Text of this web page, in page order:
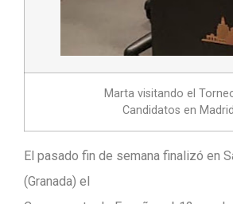
Marta visitando el
Candidatos en Madrid
El pasado fin de semana finalizó en
(Granada) el